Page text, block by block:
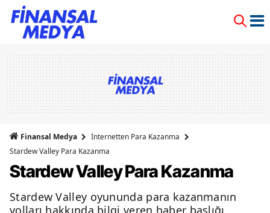
Finansal Medya
İnternetten Para Kazanma
Stardew Valley Para Kazanma
Stardew Valley Para Kazanma
Stardew Valley oyununda para kazanmanın
yolları hakkında bilgi veren haber başlığı